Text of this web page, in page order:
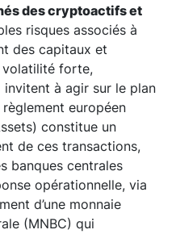
des cryptoactifs et
risques associés à
des capitaux et
volatilité forte,
à agir sur le plan
européen
constitue un
de ces transactions,
banques centrales
opérationnelle, via
d’une monnaie
(MNBC) qui